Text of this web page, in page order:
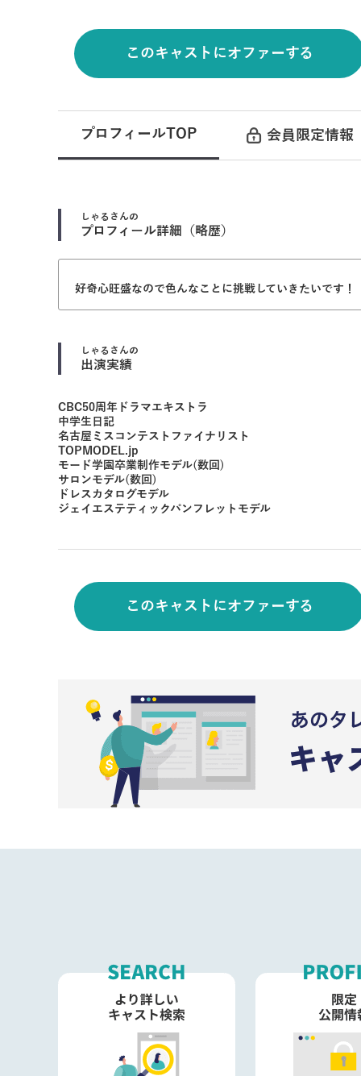
このキャストにオファーする
プロフィールTOP 会員限定情報
しゃる さんの
プロフィール詳細（略歴）
好奇心旺盛なので色んなことに挑戦していきたいです！
しゃる さんの
出演実績
CBC50周年ドラマエキストラ
中学生日記
名古屋ミスコンテストファイナリスト
TOPMODEL.jp
モード学園卒業制作モデル(数回)
サロンモデル(数回)
ドレスカタログモデル
ジェイエステティックパンフレットモデル
このキャストにオファーする